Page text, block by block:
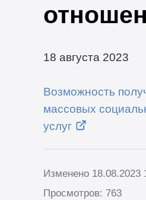
18 августа 2023
Возможность
массовых
услуг
Изменено 18.08.2023
Просмотров: 763